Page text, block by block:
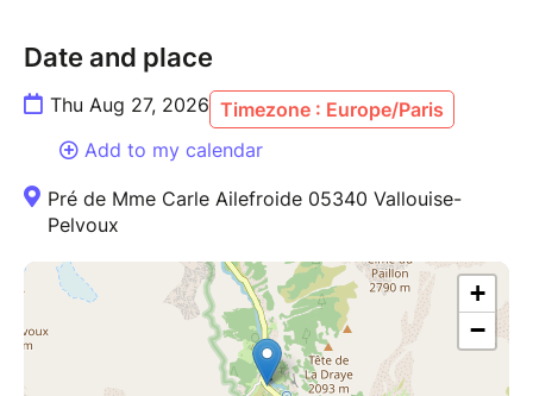
Date and place
Thu Aug 27, 2026 Timezone : Europe/Paris
Add to my calendar
Pré de Mme Carle Ailefroide 05340 Vallouise-
Pelvoux
+
−